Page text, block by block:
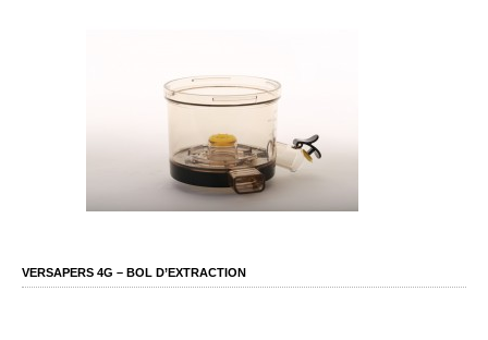
VERSAPERS 4G – BOL D’EXTRACTION